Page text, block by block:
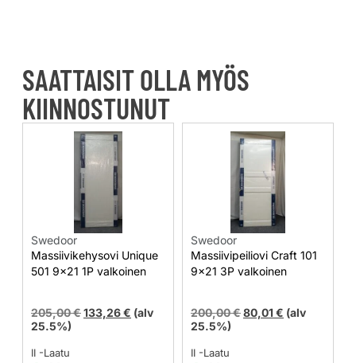
SAATTAISIT OLLA MYÖS
KIINNOSTUNUT
Swedoor
Massiivikehysovi Unique
501 9×21 1P valkoinen
205,00€133,26€ (alv
25.5%)
II -Laatu
Swedoor
Massiivipeiliovi Craft 101
9×21 3P valkoinen
200,00€80,01€ (alv
25.5%)
II -Laatu